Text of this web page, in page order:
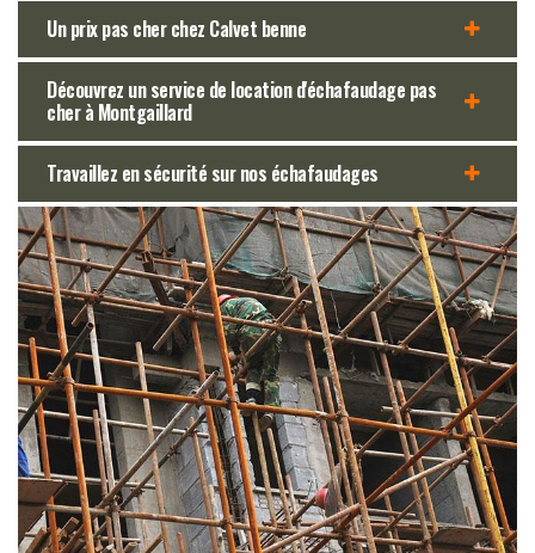
Un prix pas cher chez Calvet benne
Découvrez un service de location d'échafaudage pas
cher à Montgaillard
Travaillez en sécurité sur nos échafaudages